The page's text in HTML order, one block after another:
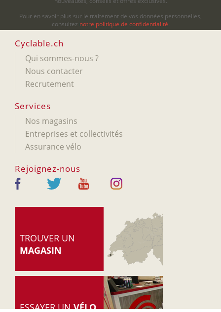
Pour en savoir plus sur le traitement de vos données personnelles,
consultez notre politique de confidentialité.
Cyclable.ch
Qui sommes-nous ?
Nous contacter
Recrutement
Services
Nos magasins
Entreprises et collectivités
Assurance vélo
Rejoignez-nous
TROUVER UN
MAGASIN
ESSAYER UNVÉLO